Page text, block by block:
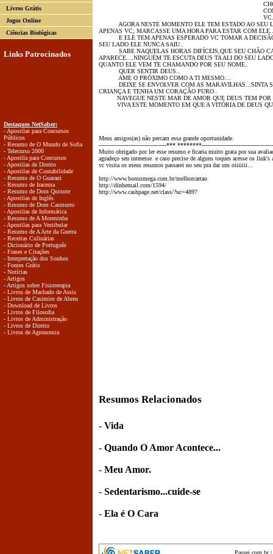
Livros Grátis
Jogos Online
Ciências Biológicas
Links Patrocinados
Destaques NetSaber:
- Apostilas para Concursos
Públicos
- Resumo de O Mundo de Sofia
- Telecurso 2000
- Apostila para Concursos
- Apostilas de Direito
- Apostilas de Contabilidade
- Resumo de O Guarani
- Resumo de Iracema
- Resumo de Dom Quixote
- Apostilas de Inglês
- Resumo de Dom Casmurro
- Apostilas de Informática
- Resumo de A Moreninha
- Apostilas para Vestibular
- Resumo de A Arte da Guerra
- Receitas Culinárias
- Dicionário de Português
- Frases e Citações
- Interpretação dos Sonhos
- Fontes Grátis
- Notícias
- Artigos
- Artigos sobre Fisioterapia
- Livros de Machado de Assis
- Livros de Casimiro de Abreu
- Download de Livros
- Livros de Filosofia
- Livros de Administração
- Livros de Direito
- Livros de Agronomia
VC.
AGORA NESTE MOMENTO ELE TEM ESTADO AO SEU
APENAS VC; MARCASSE UMA HORA PARA ESTAR COM
E ELE TEM APENAS ESPERADO VC TOMAR A DECISÃO
SEU LADO ELE NUNCA SAIU..
SABE NAQUELAS HORAS DIFÍCEIS,QUE SEU CHÃO
APARECE....NINGUÉM TE ESCUTA DEUS TA ALI DO SEU
QUANTO ELE VEM TE CHAMANDO POR SEU NOME..
QUER SENTIR DEUS..
AME O PRÓXIMO COMO A TI MESMO....
DEIXE SE ENVOLVER COM AS MARAVILHAS...SINTA SE
CRIANÇA E TENHA UM CORAÇÃO PURO..
NAVEGUE NESTE MAR DE AMOR QUE DEUS TEM POR
VIVA ESTE MOMENTO EM QUE A VITÓRIA DE DEUS
Meus amigos(as) não percam essa grande oportunidade.
-------------------------------------***
Muito obrigado por ler esse resumo e ficaria muito grata por sua
agradeço seu interesse e caso precise de alguns toques acesse os
vc visita os meus resumos passarei no seu pra dar um oiiiiiii...
http://www.bonusmega.com.br/melhorcartao
http://dinhemail.com/1594/
http://www.cashpage.net/class/?uc=4897
Resumos Relacionados
- Vida
- Quando O Amor Acontece...
- Meu Amor.
- Sedentarismo...cuide-se
- Ela é O Cara
Passei.com.br|